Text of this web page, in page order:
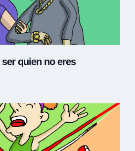
quien no eres